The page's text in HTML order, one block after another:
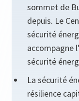
sommet de
depuis. Le
sécurité
accompagne
sécurité
La sécurité
résilience